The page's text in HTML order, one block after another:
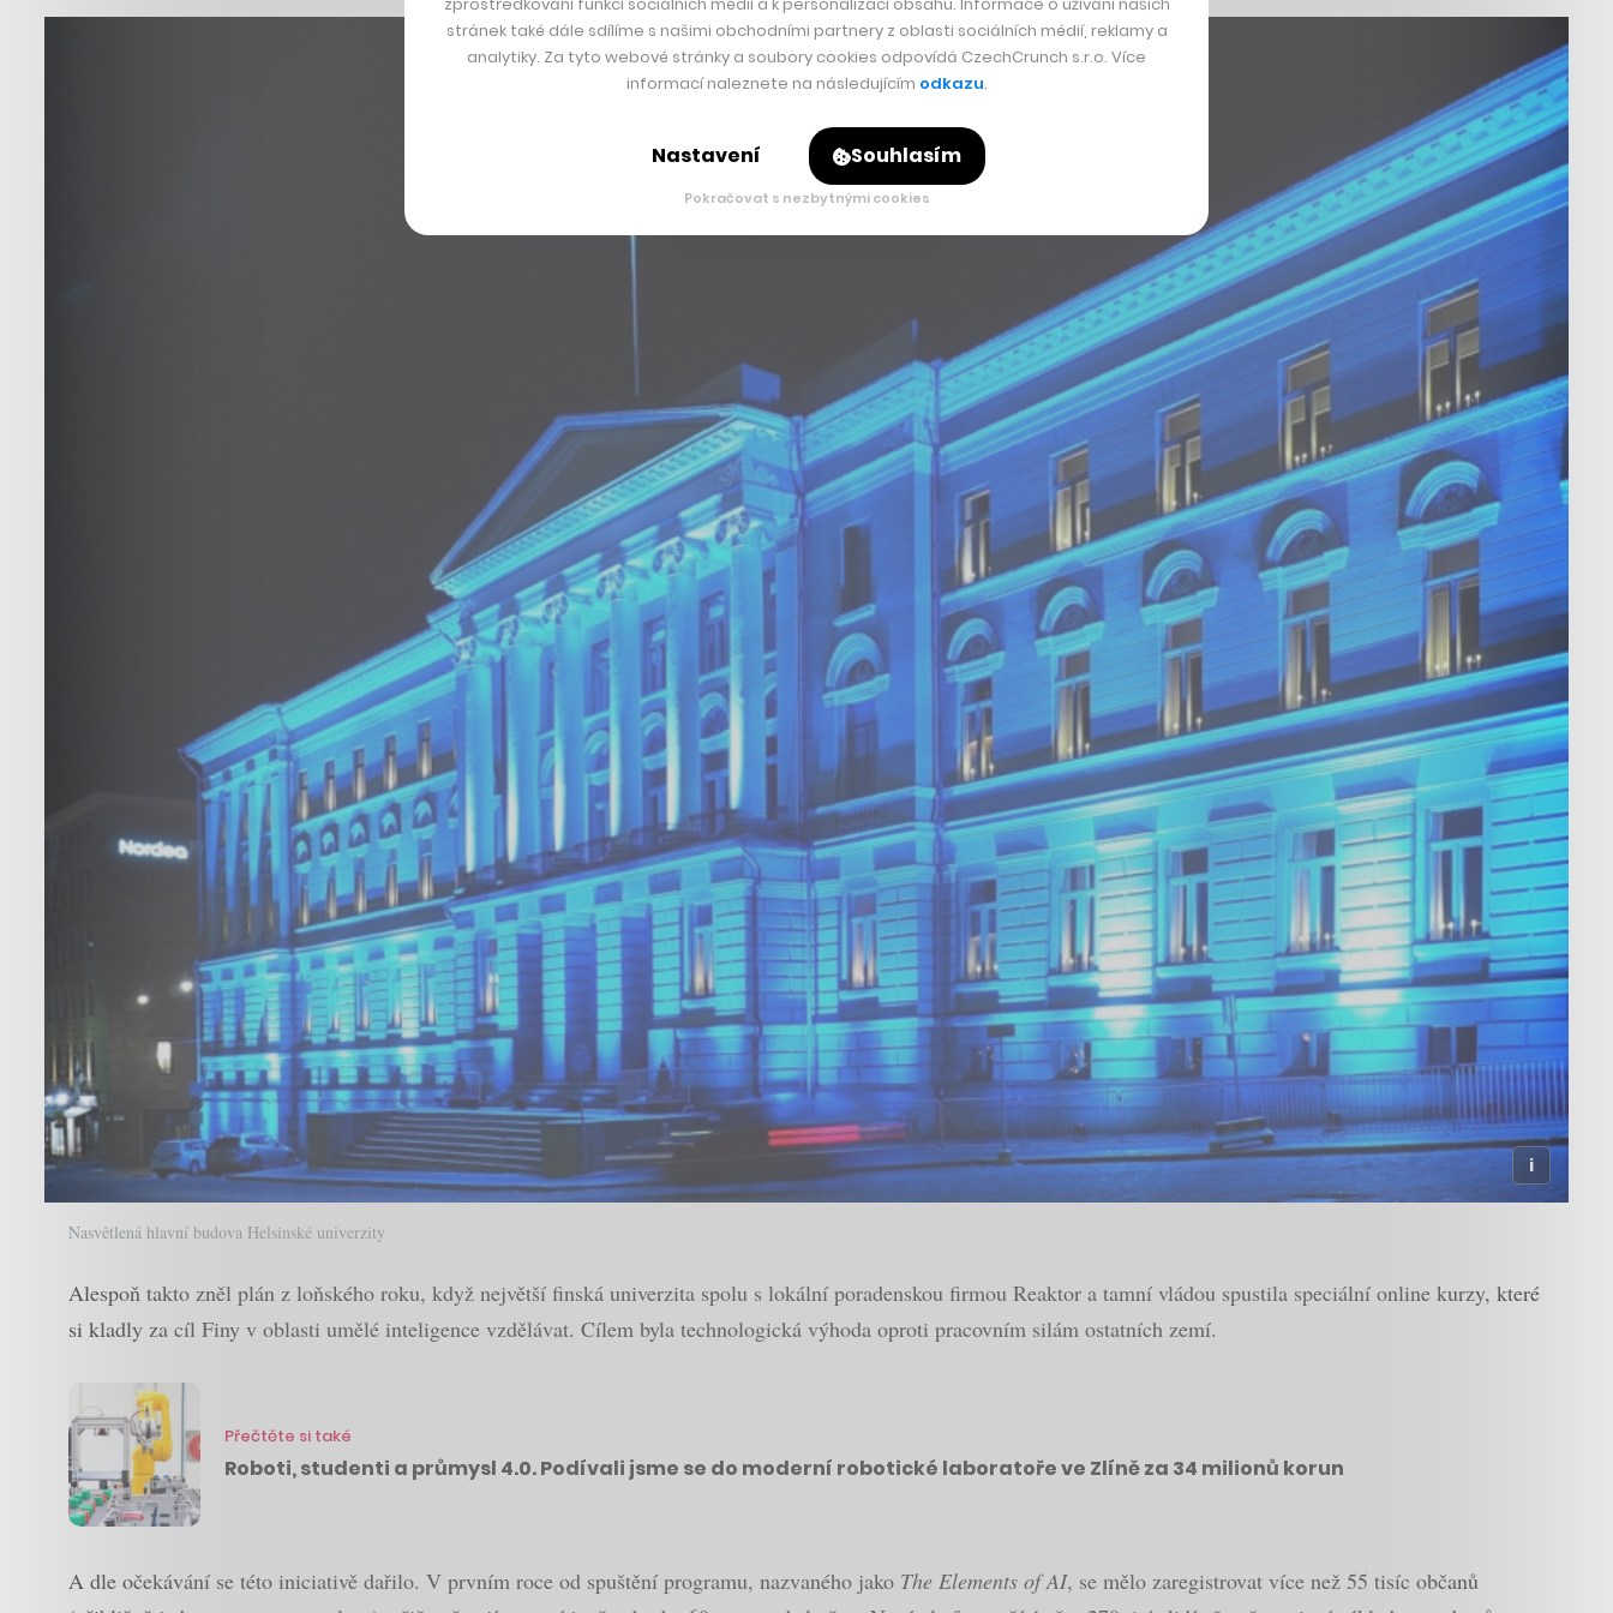
Nasvětlená hlavní budova Helsinské univerzity
Alespoň takto zněl plán z loňského roku, když největší finská univerzita spolu s lokální poradenskou firmou Reaktor a tamní vládou spustila speciální online kurzy, které
si kladly za cíl Finy v oblasti umělé inteligence vzdělávat. Cílem byla technologická výhoda oproti pracovním silám ostatních zemí.
Přečtěte si také
Roboti, studenti a průmysl 4.0. Podívali jsme se do moderní robotické laboratoře ve Zlíně za 34 milionů korun
A dle očekávání se této iniciativě dařilo. V prvním roce od spuštění programu, nazvaného jako The Elements of AI, se mělo zaregistrovat více než 55 tisíc občanů
stránek také dále sdílíme s našimi obchodními partnery z oblasti sociálních médií, reklamy a
analytiky. Za tyto webové stránky a soubory cookies odpovídá CzechCrunch s.r.o. Více
informací naleznete na následujícím odkazu.
Nastavení Souhlasím
Pokračovat s nezbytnými cookies